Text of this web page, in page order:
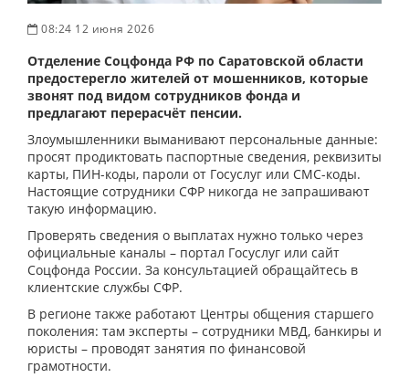
08:24 12 июня 2026
Отделение Соцфонда РФ по Саратовской области
предостерегло жителей от мошенников, которые
звонят под видом сотрудников фонда и
предлагают перерасчёт пенсии.
Злоумышленники выманивают персональные данные:
просят продиктовать паспортные сведения, реквизиты
карты, ПИН-коды, пароли от Госуслуг или СМС-коды.
Настоящие сотрудники СФР никогда не запрашивают
такую информацию.
Проверять сведения о выплатах нужно только через
официальные каналы – портал Госуслуг или сайт
Соцфонда России. За консультацией обращайтесь в
клиентские службы СФР.
В регионе также работают Центры общения старшего
поколения: там эксперты – сотрудники МВД, банкиры и
юристы – проводят занятия по финансовой
грамотности.